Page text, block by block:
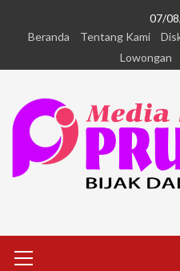
07/
Beranda
Tentang Kami
Lowongan